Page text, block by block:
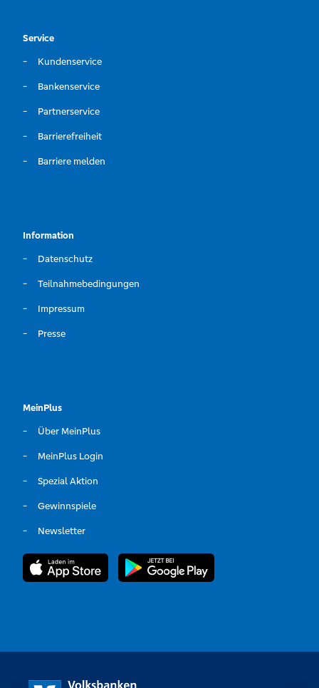
Service
Kundenservice
Bankenservice
Partnerservice
Barrierefreiheit
Barriere melden
Information
Datenschutz
Teilnahmebedingungen
Impressum
Presse
MeinPlus
Über MeinPlus
MeinPlus Login
Spezial Aktion
Gewinnspiele
Newsletter